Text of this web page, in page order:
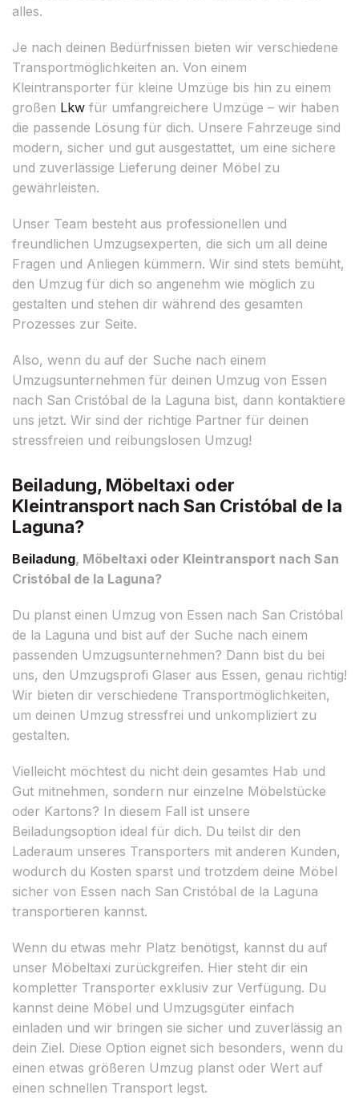
alles.
Je nach deinen Bedürfnissen bieten wir verschiedene
Transportmöglichkeiten an. Von einem
Kleintransporter für kleine Umzüge bis hin zu einem
großen Lkw für umfangreichere Umzüge – wir haben
die passende Lösung für dich. Unsere Fahrzeuge sind
modern, sicher und gut ausgestattet, um eine sichere
und zuverlässige Lieferung deiner Möbel zu
gewährleisten.
Unser Team besteht aus professionellen und
freundlichen Umzugsexperten, die sich um all deine
Fragen und Anliegen kümmern. Wir sind stets bemüht,
den Umzug für dich so angenehm wie möglich zu
gestalten und stehen dir während des gesamten
Prozesses zur Seite.
Also, wenn du auf der Suche nach einem
Umzugsunternehmen für deinen Umzug von Essen
nach San Cristóbal de la Laguna bist, dann kontaktiere
uns jetzt. Wir sind der richtige Partner für deinen
stressfreien und reibungslosen Umzug!
Beiladung, Möbeltaxi oder
Kleintransport nach San Cristóbal de la
Laguna?
Beiladung, Möbeltaxi oder Kleintransport nach San
Cristóbal de la Laguna?
Du planst einen Umzug von Essen nach San Cristóbal
de la Laguna und bist auf der Suche nach einem
passenden Umzugsunternehmen? Dann bist du bei
uns, den Umzugsprofi Glaser aus Essen, genau richtig!
Wir bieten dir verschiedene Transportmöglichkeiten,
um deinen Umzug stressfrei und unkompliziert zu
gestalten.
Vielleicht möchtest du nicht dein gesamtes Hab und
Gut mitnehmen, sondern nur einzelne Möbelstücke
oder Kartons? In diesem Fall ist unsere
Beiladungsoption ideal für dich. Du teilst dir den
Laderaum unseres Transporters mit anderen Kunden,
wodurch du Kosten sparst und trotzdem deine Möbel
sicher von Essen nach San Cristóbal de la Laguna
transportieren kannst.
Wenn du etwas mehr Platz benötigst, kannst du auf
unser Möbeltaxi zurückgreifen. Hier steht dir ein
kompletter Transporter exklusiv zur Verfügung. Du
kannst deine Möbel und Umzugsgüter einfach
einladen und wir bringen sie sicher und zuverlässig an
dein Ziel. Diese Option eignet sich besonders, wenn du
einen etwas größeren Umzug planst oder Wert auf
einen schnellen Transport legst.